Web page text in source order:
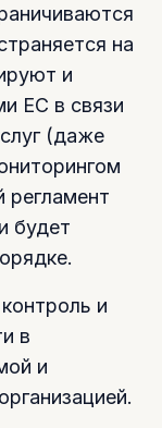
на
и
ЕС в связи
(даже
будет
и
в
и